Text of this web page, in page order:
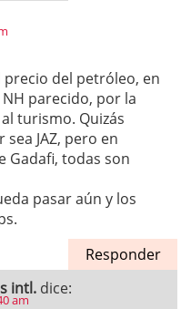
del petróleo, en
parecido, por la
turismo. Quizás
JAZ, pero en
Gadafi, todas son
pasar aún y los
Responder
intl. dice:
am